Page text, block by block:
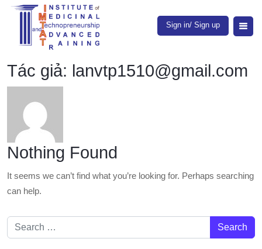
Sign in/ Sign up
Tác giả: lanvtp1510@gmail.com
Nothing Found
It seems we can’t find what you’re looking for. Perhaps searching
can help.
Search for: